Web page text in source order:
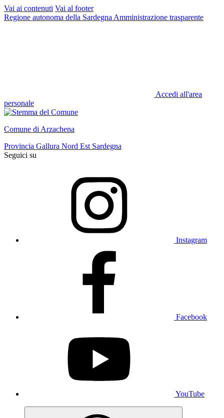
Vai ai contenuti Vai al footer
Regione autonoma della Sardegna Amministrazione trasparente
Accedi all'area
personale
Comune di Arzachena
Provincia Gallura Nord Est Sardegna
Seguici su
Instagram
Facebook
YouTube